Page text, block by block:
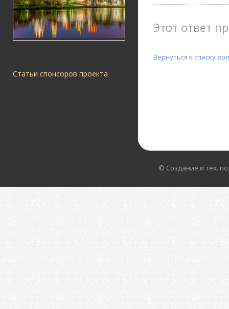
Статьи спонсоров проекта
Этот ответ
Вернуться к списку
© Создание и тех.